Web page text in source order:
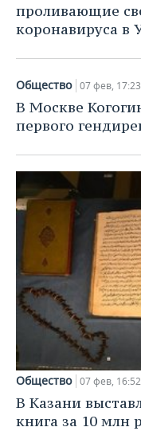
проливающие
коронавируса в
Общество 07 фев, 17:23
В Москве
первого
Общество 07 фев, 16:52
В Казани
книга за 10 млн